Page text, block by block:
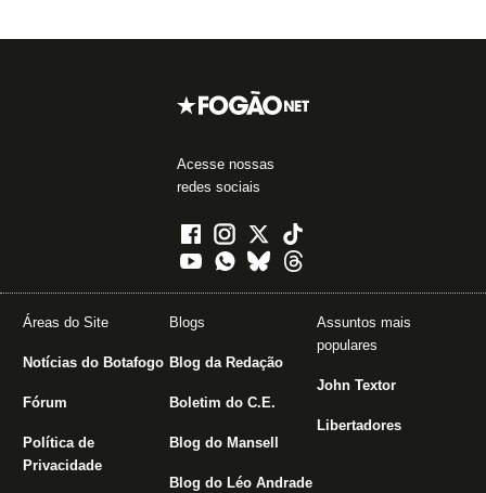
Acesse nossas
redes sociais
Áreas do Site
Notícias do Botafogo
Fórum
Política de
Privacidade
Blogs
Blog da Redação
Boletim do C.E.
Blog do Mansell
Blog do Léo Andrade
Assuntos mais
populares
John Textor
Libertadores